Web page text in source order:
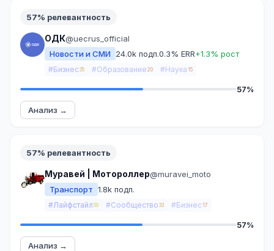
57% релевантность
ОДК@uecrus_official
Новости и СМИ
24.0k подп.0.3% ERR+1.3% рост
#Бизнес 35 #Образование 20 #Наука 15
57%
Анализ →
57% релевантность
Муравей | Мотороллер@muravei_moto
Транспорт 1.8k подп.
#Лайфстайл 50 #Сообщество 33 #Бизнес 17
57%
Анализ →